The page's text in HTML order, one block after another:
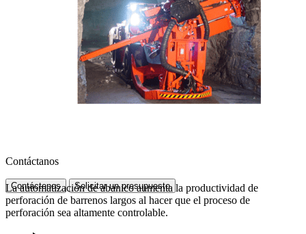
Contáctanos
Contáctenos Solicitar un presupuesto
La automatización de abanico aumenta la productividad de
perforación de barrenos largos al hacer que el proceso de
perforación sea altamente controlable.